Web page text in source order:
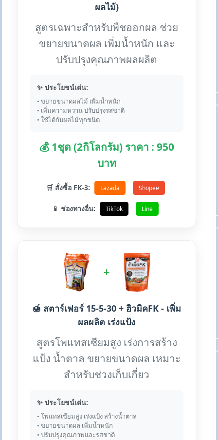
ผลไม้)
สูตรเฉพาะสำหรับพืชออกผล ช่วย
ขยายขนาดผล เพิ่มน้ำหนัก และ
ปรับปรุงคุณภาพผลผลิต
✨ ประโยชน์เด่น:
• ขยายขนาดผลไม้ เพิ่มน้ำหนัก
• เพิ่มความหวาน ปรับปรุงรสชาติ
• ใช้ได้กับผลไม้ทุกชนิด
💰 1ชุด (2กิโลกรัม) ราคา : 950
บาท
🛒 สั่งซื้อ FK-3: Lazada Shopee
📱 ช่องทางอื่น: TikTok Line
+
🍯 สตาร์เฟอร์ 15-5-30 + ฮิวมิคFK - เพิ่ม
ผลผลิต เร่งแป้ง
สูตรโพแทสเซียมสูง เร่งการสร้าง
แป้ง น้ำตาล ขยายขนาดผล เหมาะ
สำหรับช่วงเก็บเกี่ยว
✨ ประโยชน์เด่น:
• โพแทสเซียมสูง เร่งแป้ง สร้างน้ำตาล
• ขยายขนาดผล เพิ่มน้ำหนัก
• ปรับปรุงคุณภาพและรสชาติ